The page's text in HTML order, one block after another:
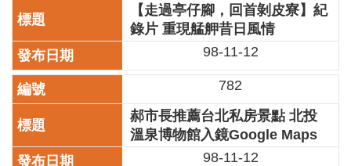
化
局
業
務
項
目
北
【走過亭仔腳，回首剝皮寮】紀
錄片 重現艋舺昔日風情
98-11-12
782
郝市長推薦台北私房景點 北投
溫泉博物館入鏡Google Maps
98-11-12